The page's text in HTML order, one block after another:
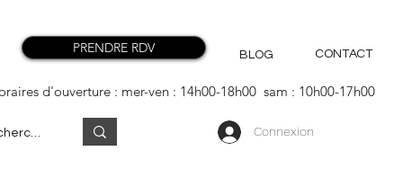
PRENDRE RDV BLOG CONTACT
d'ouverture : mer-ven : 14h00-18h00 sam : 10h00-17h00
Connexion